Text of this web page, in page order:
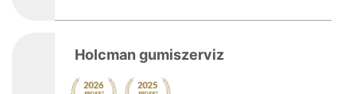
Holcman gumiszerviz